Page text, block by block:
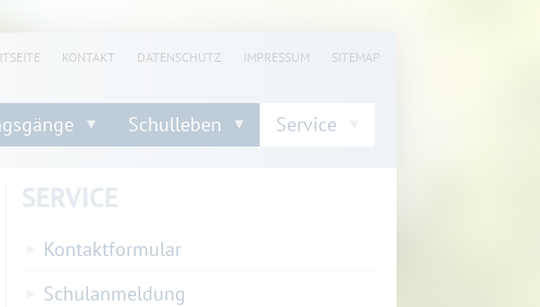
KONTAKT DATENSCHUTZ IMPRESSUM SITEMAP
Schulleben Service
SERVICE
Kontaktformular
Schulanmeldung